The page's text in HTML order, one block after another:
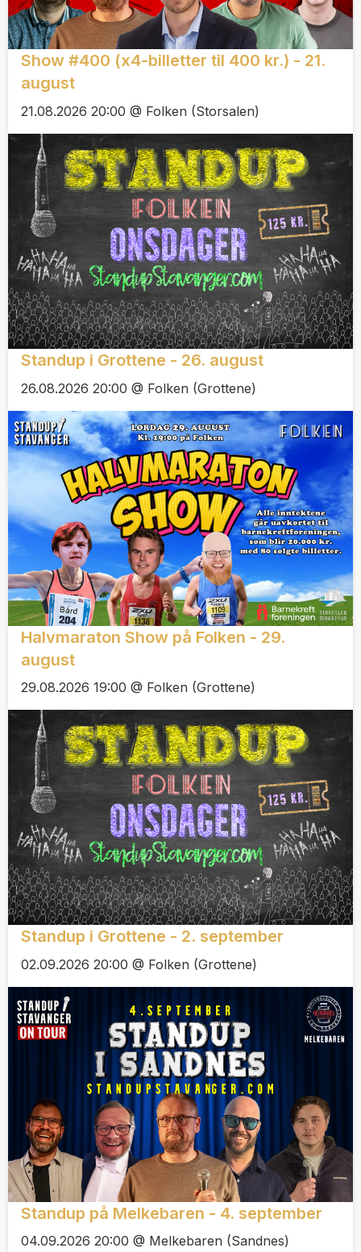
Show #400 (x4-billetter til 400 kr.) - 21.
august
21.08.2026 20:00 @ Folken (Storsalen)
Standup i Grottene - 26. august
26.08.2026 20:00 @ Folken (Grottene)
Halvmaraton Show på Folken - 29.
august
29.08.2026 19:00 @ Folken (Grottene)
Standup i Grottene - 2. september
02.09.2026 20:00 @ Folken (Grottene)
Standup på Melkebaren - 4. september
04.09.2026 20:00 @ Melkebaren (Sandnes)